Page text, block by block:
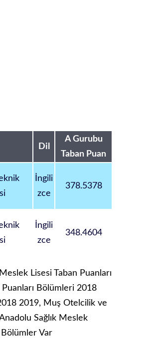
Dil
A Gurubu
Taban Puan
İngili
zce
378.5378
İngili
zce
348.4604
Lisesi Taban Puanları
Bölümleri 2018
2019, Muş Otelcilik ve
Sağlık Meslek
Var